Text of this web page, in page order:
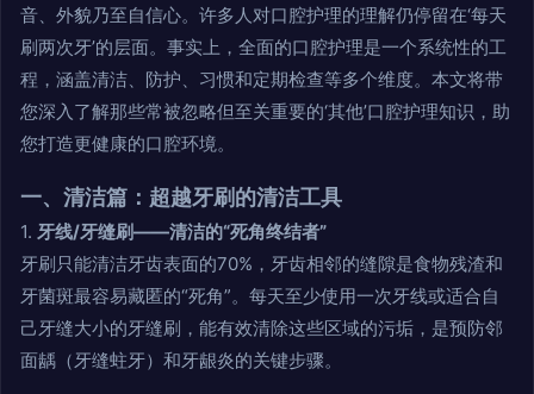
音、外貌乃至自信心。许多人对口腔护理的理解仍停留在‘每天
刷两次牙’的层面。事实上，全面的口腔护理是一个系统性的工
程，涵盖清洁、防护、习惯和定期检查等多个维度。本文将带
您深入了解那些常被忽略但至关重要的‘其他’口腔护理知识，助
您打造更健康的口腔环境。
一、清洁篇：超越牙刷的清洁工具
1. 牙线/牙缝刷——清洁的“死角终结者”
牙刷只能清洁牙齿表面的70%，牙齿相邻的缝隙是食物残渣和
牙菌斑最容易藏匿的“死角”。每天至少使用一次牙线或适合自
己牙缝大小的牙缝刷，能有效清除这些区域的污垢，是预防邻
面龋（牙缝蛀牙）和牙龈炎的关键步骤。